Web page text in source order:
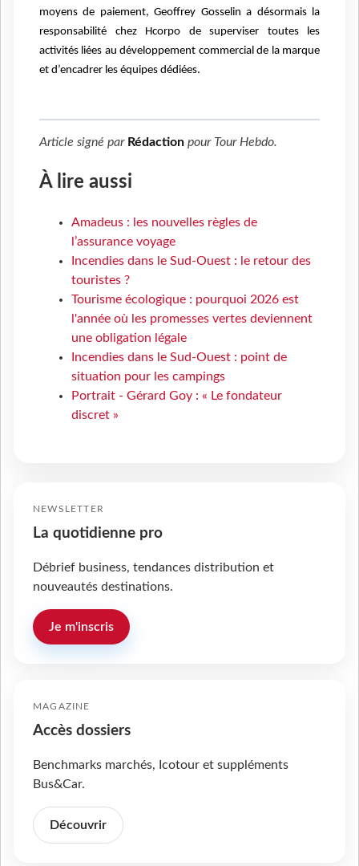
moyens de paiement, Geoffrey Gosselin a désormais la
responsabilité chez Hcorpo de superviser toutes les
activités liées au développement commercial de la marque
et d’encadrer les équipes dédiées.
Article signé par Rédaction pour Tour Hebdo.
À lire aussi
Amadeus : les nouvelles règles de
l’assurance voyage
Incendies dans le Sud-Ouest : le retour des
touristes ?
Tourisme écologique : pourquoi 2026 est
l'année où les promesses vertes deviennent
une obligation légale
Incendies dans le Sud-Ouest : point de
situation pour les campings
Portrait - Gérard Goy : « Le fondateur
discret »
NEWSLETTER
La quotidienne pro
Débrief business, tendances distribution et
nouveautés destinations.
Je m'inscris
MAGAZINE
Accès dossiers
Benchmarks marchés, Icotour et suppléments
Bus&Car.
Découvrir